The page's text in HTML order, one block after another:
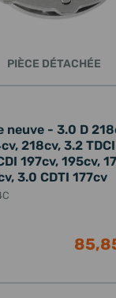
PIÈCE DÉTACHÉE
- 3.0 D
218cv, 3.2
197cv, 195cv,
3.0 CDTI 177cv